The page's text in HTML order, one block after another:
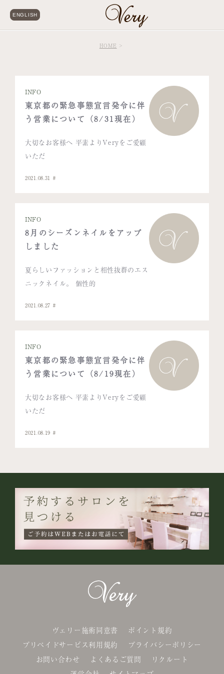
ENGLISH
HOME
INFO
東京都の緊急事態宣言発令に伴
う営業について（8/31現在）
大切なお客様へ 平素よりVeryをご愛顧
いただ
2021.08.31
INFO
8月のシーズンネイルをアップ
しました
夏らしいファッションと相性抜群のエス
ニックネイル。 個性的
2021.08.27
INFO
東京都の緊急事態宣言発令に伴
う営業について（8/19現在）
大切なお客様へ 平素よりVeryをご愛顧
いただ
2021.08.19
ヴェリー施術同意書
ポイント規約
プリペイドサービス利用規約
プライバシーポリシー
お問い合わせ
よくあるご質問
リクルート